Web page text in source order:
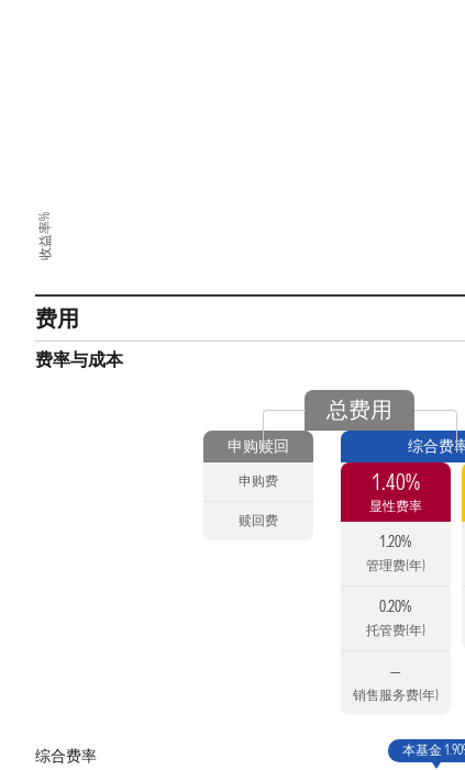
收益率%
费用
费率与成本
总费用
申购赎回
申购费
赎回费
综合费
1.40%
显性费率
1.20%
管理费(年)
0.20%
托管费(年)
—
销售服务费(年)
综合费率 本基金